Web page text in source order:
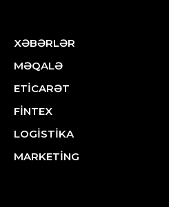
XƏBƏRLƏR
MƏQALƏ
ETİCARƏT
FİNTEX
LOGİSTİKA
MARKETİNG